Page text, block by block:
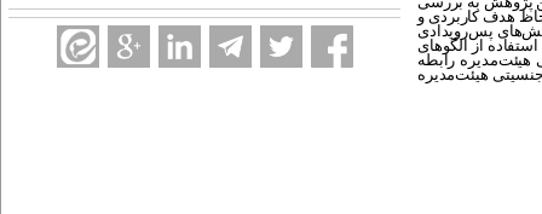
هدف کاربردی و
های پسرویدادی
و با استفاده از الگوهای
هیئت‌مدیره رابطه
جنسیتی هیئت‌مدیره